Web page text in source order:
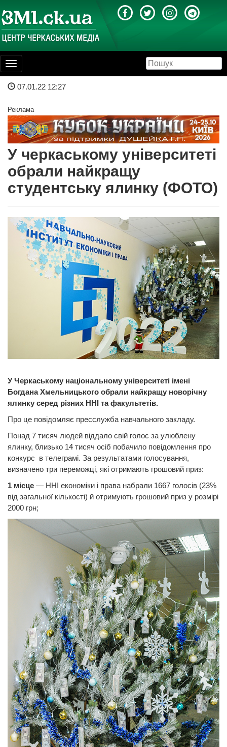
Toggle
navigation
07.01.22 12:27
Реклама
У черкаському університеті
обрали найкращу
студентську ялинку (ФОТО)
У Черкаському національному університеті імені
Богдана Хмельницького обрали найкращу новорічну
ялинку серед різних ННІ та факультетів.
Про це повідомляє пресслужба навчального закладу.
Понад 7 тисяч людей віддало свій голос за улюблену
ялинку, близько 14 тисяч осіб побачило повідомлення про
конкурс в телеграмі. За результатами голосування,
визначено три переможці, які отримають грошовий приз:
1 місце — ННІ економіки і права набрали 1667 голосів (23%
від загальної кількості) й отримують грошовий приз у розмірі
2000 грн;